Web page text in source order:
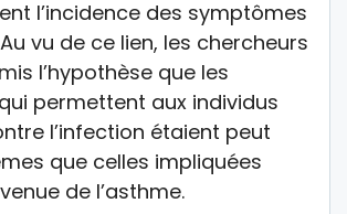
l’incidence des symptômes
vu de ce lien, les chercheurs
l’hypothèse que les
permettent aux individus
l’infection étaient peut
que celles impliquées
de l’asthme.